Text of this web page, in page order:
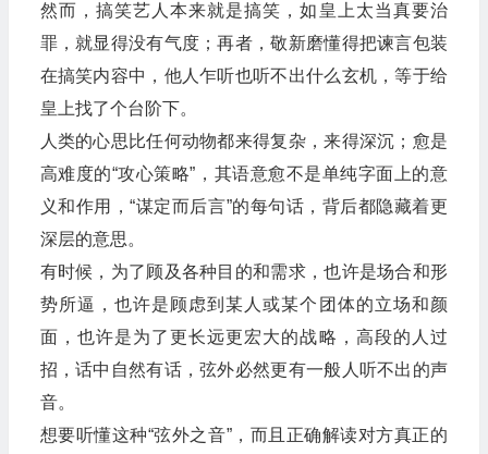
然而，搞笑艺人本来就是搞笑，如皇上太当真要治
罪，就显得没有气度；再者，敬新磨懂得把谏言包装
在搞笑内容中，他人乍听也听不出什么玄机，等于给
皇上找了个台阶下。
人类的心思比任何动物都来得复杂，来得深沉；愈是
高难度的“攻心策略”，其语意愈不是单纯字面上的意
义和作用，“谋定而后言”的每句话，背后都隐藏着更
深层的意思。
有时候，为了顾及各种目的和需求，也许是场合和形
势所逼，也许是顾虑到某人或某个团体的立场和颜
面，也许是为了更长远更宏大的战略，高段的人过
招，话中自然有话，弦外必然更有一般人听不出的声
音。
想要听懂这种“弦外之音”，而且正确解读对方真正的